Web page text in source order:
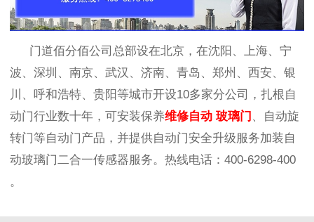
门道佰分佰公司 总部设在北京，在沈阳、上海、宁
波、深圳、 南京、 武汉、济南、青岛、郑州、西安、银
川、呼和浩特、贵阳等城市开设10多家分公司，扎根自
动门行业数十年，可安装保养维修自动 玻璃门 、自动旋
转门等自动门产品，并提供自动门安全升级服务加装自
动玻璃门二合一传感器服务。热线电话： 400-6298-400
。